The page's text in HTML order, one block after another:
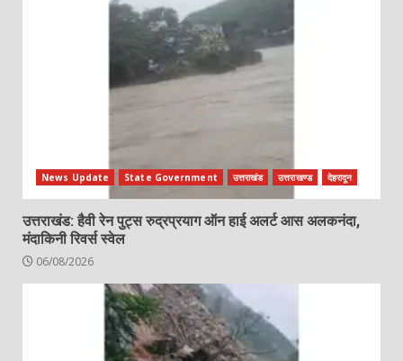
News Update State Government उत्तराखंड उत्तराखण्ड देहरादून
उत्तराखंड: हैवी रेन पुट्स रुद्रप्रयाग ऑन हाई अलर्ट आस अलकनंदा,
मंदाकिनी रिवर्स स्वेल
06/08/2026